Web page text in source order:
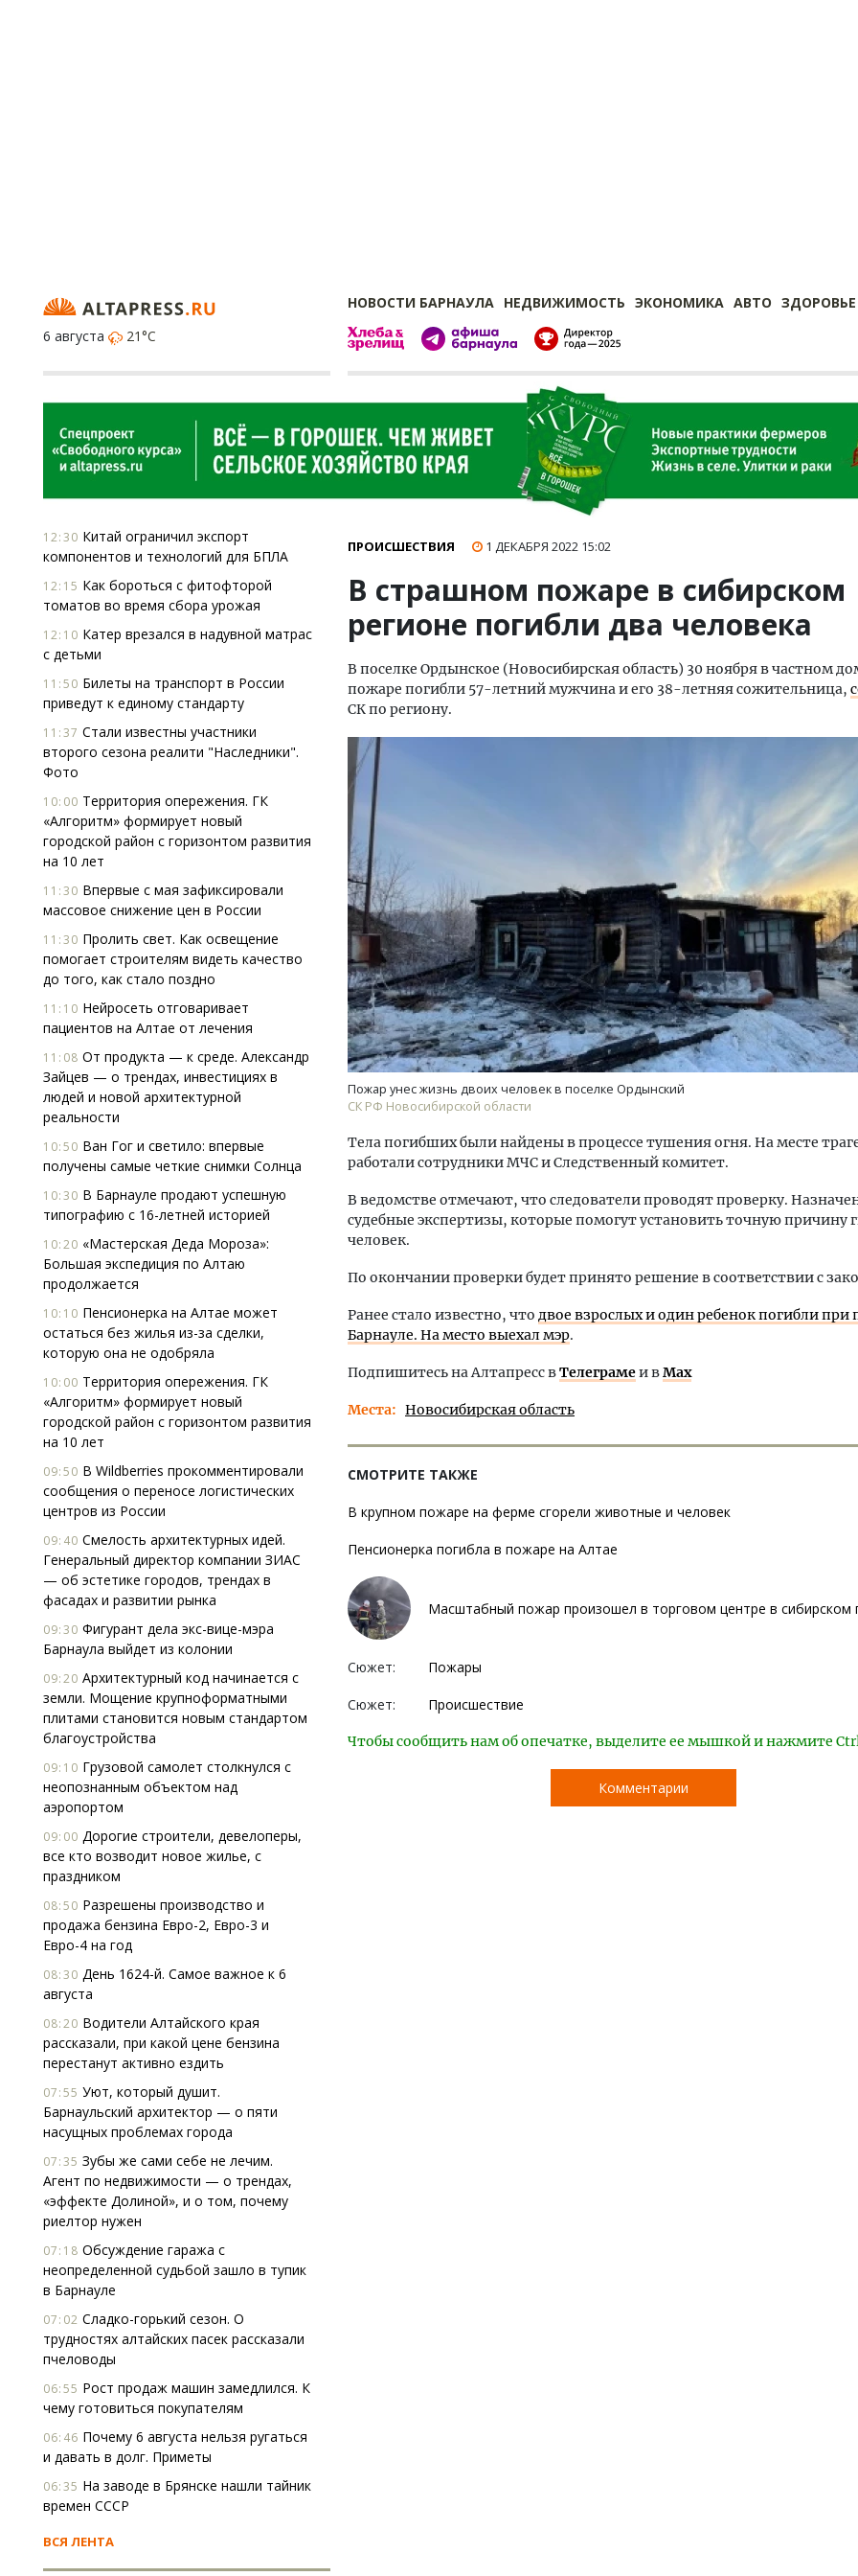
НОВОСТИ БАРНАУЛА НЕДВИЖИМОСТЬ ЭКОНОМИКА АВТО ЗДОРОВЬЕ
6 августа
21°C
12:30 Китай ограничил экспорт
компонентов и технологий для БПЛА
12:15 Как бороться с фитофторой
томатов во время сбора урожая
12:10 Катер врезался в надувной матрас
с детьми
11:50 Билеты на транспорт в России
приведут к единому стандарту
11:37 Стали известны участники
второго сезона реалити "Наследники".
Фото
10:00 Территория опережения. ГК
«Алгоритм» формирует новый
городской район с горизонтом развития
на 10 лет
11:30 Впервые с мая зафиксировали
массовое снижение цен в России
11:30 Пролить свет. Как освещение
помогает строи­телям видеть качество
до того, как стало поздно
11:10 Нейросеть отговаривает
пациентов на Алтае от лечения
11:08 От продукта — к среде. Александр
Зайцев — о трендах, инвестициях в
людей и новой архитектурной
реальности
10:50 Ван Гог и светило: впервые
получены самые четкие снимки Солнца
10:30 В Барнауле продают успешную
типографию с 16-летней историей
10:20 «Мастерская Деда Мороза»:
Большая экспедиция по Алтаю
продолжается
10:10 Пенсионерка на Алтае может
остаться без жилья из-за сделки,
которую она не одобряла
10:00 Территория опережения. ГК
«Алгоритм» формирует новый
городской район с горизонтом развития
на 10 лет
09:50 В Wildberries прокомментировали
сообщения о переносе логистических
центров из России
09:40 Смелость архитектурных идей.
Генеральный директор компании ЗИАС
— об эстетике городов, трендах в
фасадах и развитии рынка
09:30 Фигурант дела экс-вице-мэра
Барнаула выйдет из колонии
09:20 Архитектурный код начинается с
земли. Мощение крупноформатными
плитами становится новым стандартом
благоустройства
09:10 Грузовой самолет столкнулся с
неопознанным объектом над
аэропортом
09:00 Дорогие строители, девелоперы,
все кто возводит новое жилье, с
праздником
08:50 Разрешены производство и
продажа бензина Евро-2, Евро-3 и
Евро-4 на год
08:30 День 1624-й. Самое важное к 6
августа
08:20 Водители Алтайского края
рассказали, при какой цене бензина
перестанут активно ездить
07:55 Уют, который душит.
Барнаульский архитектор — о пяти
насущных проблемах города
07:35 Зубы же сами себе не лечим.
Агент по недвижимости — о трендах,
«эффекте Долиной», и о том, почему
риелтор нужен
07:18 Обсуждение гаража с
неопределенной судьбой зашло в тупик
в Барнауле
07:02 Сладко-горький сезон. О
трудностях алтайских пасек рассказали
пчеловоды
06:55 Рост продаж машин замедлился. К
чему готовиться покупателям
06:46 Почему 6 августа нельзя ругаться
и давать в долг. Приметы
06:35 На заводе в Брянске нашли тайник
времен СССР
ВСЯ ЛЕНТА
ПРОИСШЕСТВИЯ 1 ДЕКАБРЯ 2022 15:02
В страшном пожаре в сибирском
регионе погибли два человека
В поселке Ордынское (Новосибирская область) 30 ноября в частном
пожаре погибли 57-летний мужчина и его 38-летняя сожительница,
СК по региону.
Пожар унес жизнь двоих человек в поселке Ордынский
СК РФ Новосибирской области
Тела погибших были найдены в процессе тушения огня. На месте
работали сотрудники МЧС и Следственный комитет.
В ведомстве отмечают, что следователи проводят проверку.
судебные экспертизы, которые помогут установить точную причину
человек.
По окончании проверки будет принято решение в соответствии с
Ранее стало известно, что двое взрослых и один ребенок погибли при
Барнауле. На место выехал мэр.
Подпишитесь на Алтапресс вТелеграмеи вMax
Места Новосибирская область
СМОТРИТЕ ТАКЖЕ
В крупном пожаре на ферме сгорели животные и человек
Пенсионерка погибла в пожаре на Алтае
Масштабный пожар произошел в торговом центре в сибирском
Сюжет: Пожары
Сюжет: Происшествие
Чтобы сообщить нам об опечатке, выделите ее мышкой и нажмите
Комментарии
Двухуровневые номера и вид на горы.
Каким будет новый апарт-отель
«Белкур» в Белокурихе
ДОМА И КВАРТИРЫ
Смелость архитектурных
Генеральный директор
ЗИАС — об эстетике